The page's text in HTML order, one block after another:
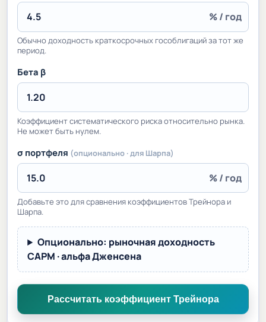
% / год
Обычно доходность краткосрочных гособлигаций за тот же
период.
Бета β
Коэффициент систематического риска относительно рынка.
Не может быть нулем.
σ портфеля (опционально · для Шарпа)
% / год
Добавьте это для сравнения коэффициентов Трейнора и
Шарпа.
Опционально: рыночная доходность
CAPM · альфа Дженсена
Рассчитать коэффициент Трейнора